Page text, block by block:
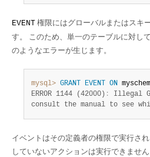
EVENT 権限にはグローバルまたはスキ
す。 このため、単一のテーブルに対し
のようなエラーが生じます。
mysql> GRANT EVENT ON
ERROR 1144 (42000) :
Illegal
consult the manual to see
イベントはその定義者の権限で実行さ
していないアクションは実行できません